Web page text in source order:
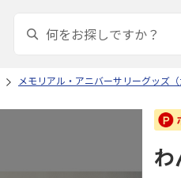
メモリアル・アニバーサリーグッズ（
わ